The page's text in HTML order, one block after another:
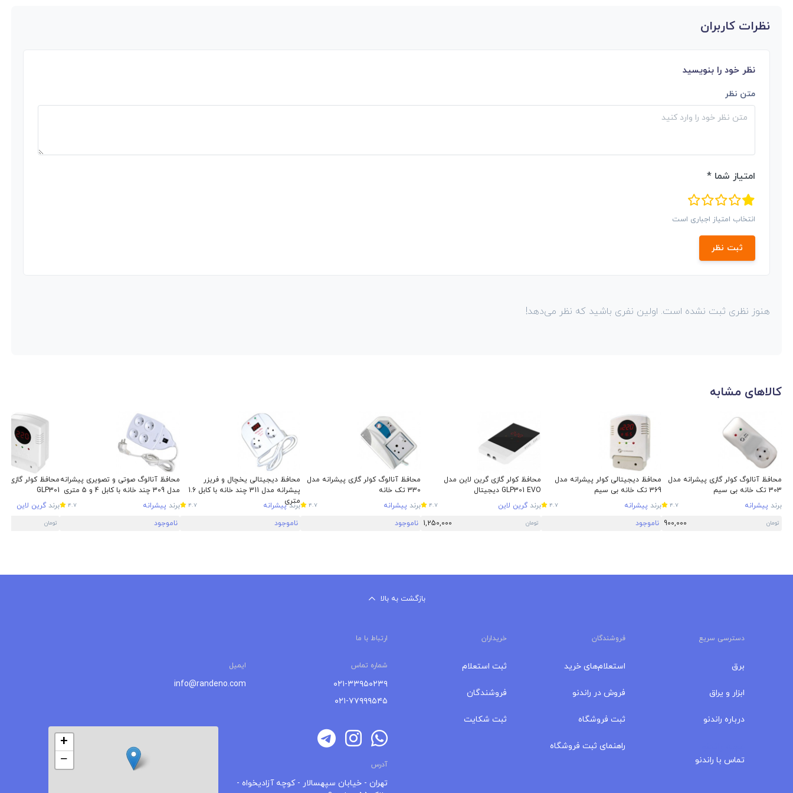
نظرات کاربران
نظر خود را بنویسید
متن نظر
امتیاز شما *
انتخاب امتیاز اجباری است
ثبت نظر
هنوز نظری ثبت نشده است. اولین نفری باشید که نظر می‌دهد!
کالاهای مشابه
محافظ آنالوگ کولر گازی پیشرانه مدل
303 تک خانه بی سیم
برند پیشرانه 4.7
تومان 900,000
محافظ دیجیتالی کولر پیشرانه مدل
369 تک خانه بی سیم
برند پیشرانه 4.7
ناموجود
محافظ کولر گازی گرین لاین مدل
GLP301 EVO دیجیتال
برندگرین لاین 4.7
تومان 1,250,000
محافظ آنالوگ کولر گازی پیشرانه مدل
330 تک خانه
برند پیشرانه 4.7
ناموجود
محافظ دیجیتالی یخچال و فریزر
پیشرانه مدل 311 چند خانه با کابل 1.6
متری
برندپیشرانه 4.7
ناموجود
محافظ آنالوگ صوتی و تصویری پیشرانه
مدل 309 چند خانه با کابل 4 و 5 متری
برند پیشرانه 4.7
ناموجود
محافظ کولر گازی
GLP301
برندگرین لاین
تومان
بازگشت به بالا
دسترسی سریع فروشندگان خریداران ارتباط با ما
برق
ابزار و یراق
درباره‌ راندنو
تماس با راندنو
استعلام‌های خرید
فروش در راندنو
ثبت فروشگاه
راهنمای ثبت فروشگاه
ثبت استعلام
فروشندگان
ثبت شکایت
شماره تماس ایمیل
۰۲۱-۳۳۹۵۰۲۳۹
۰۲۱-۷۷۹۹۹۵۴۵
info@randeno.com
آدرس
تهران - خیابان سپهسالار - کوچه آزادیخواه -
+
−